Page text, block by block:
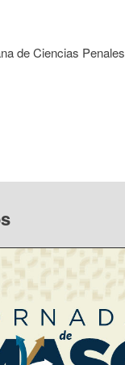
de Ciencias Penales